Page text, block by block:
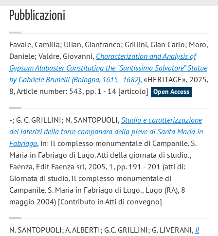
Pubblicazioni
Favale, Camilla; Ulian, Gianfranco; Grillini, Gian Carlo; Moro,
Daniele; Valdre, Giovanni, Characterization and Analysis of
Gypsum Alabaster Constituting the “Santissimo Salvatore” Statue
by Gabriele Brunelli (Bologna, 1615–1682), «HERITAGE», 2025,
8, Article number: 543, pp. 1 - 14 [articolo]
Open Access
-; G. C. GRILLINI; N. SANTOPUOLI, Studio e caratterizzazione
dei laterizi della torre campanara della pieve di Santa Maria in
Fabriago, in: Il complesso monumentale di Campanile. S.
Maria in Fabriago di Lugo. Atti della giornata di studio.,
Faenza, Edit Faenza srl, 2005, 1, pp. 191 - 201 (atti di:
Giornata di studio. Il complesso monumentale di
Campanile. S. Maria in Fabriago di Lugo., Lugo (RA), 8
maggio 2004) [Contributo in Atti di convegno]
N. SANTOPUOLI; A. ALBERTI; G.C. GRILLINI; G. LIVERANI, Il